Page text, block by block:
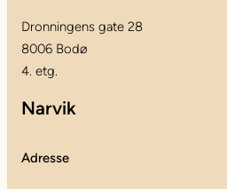
Dronningens gate 28
8006 Bodø
4. etg.
Narvik
Adresse